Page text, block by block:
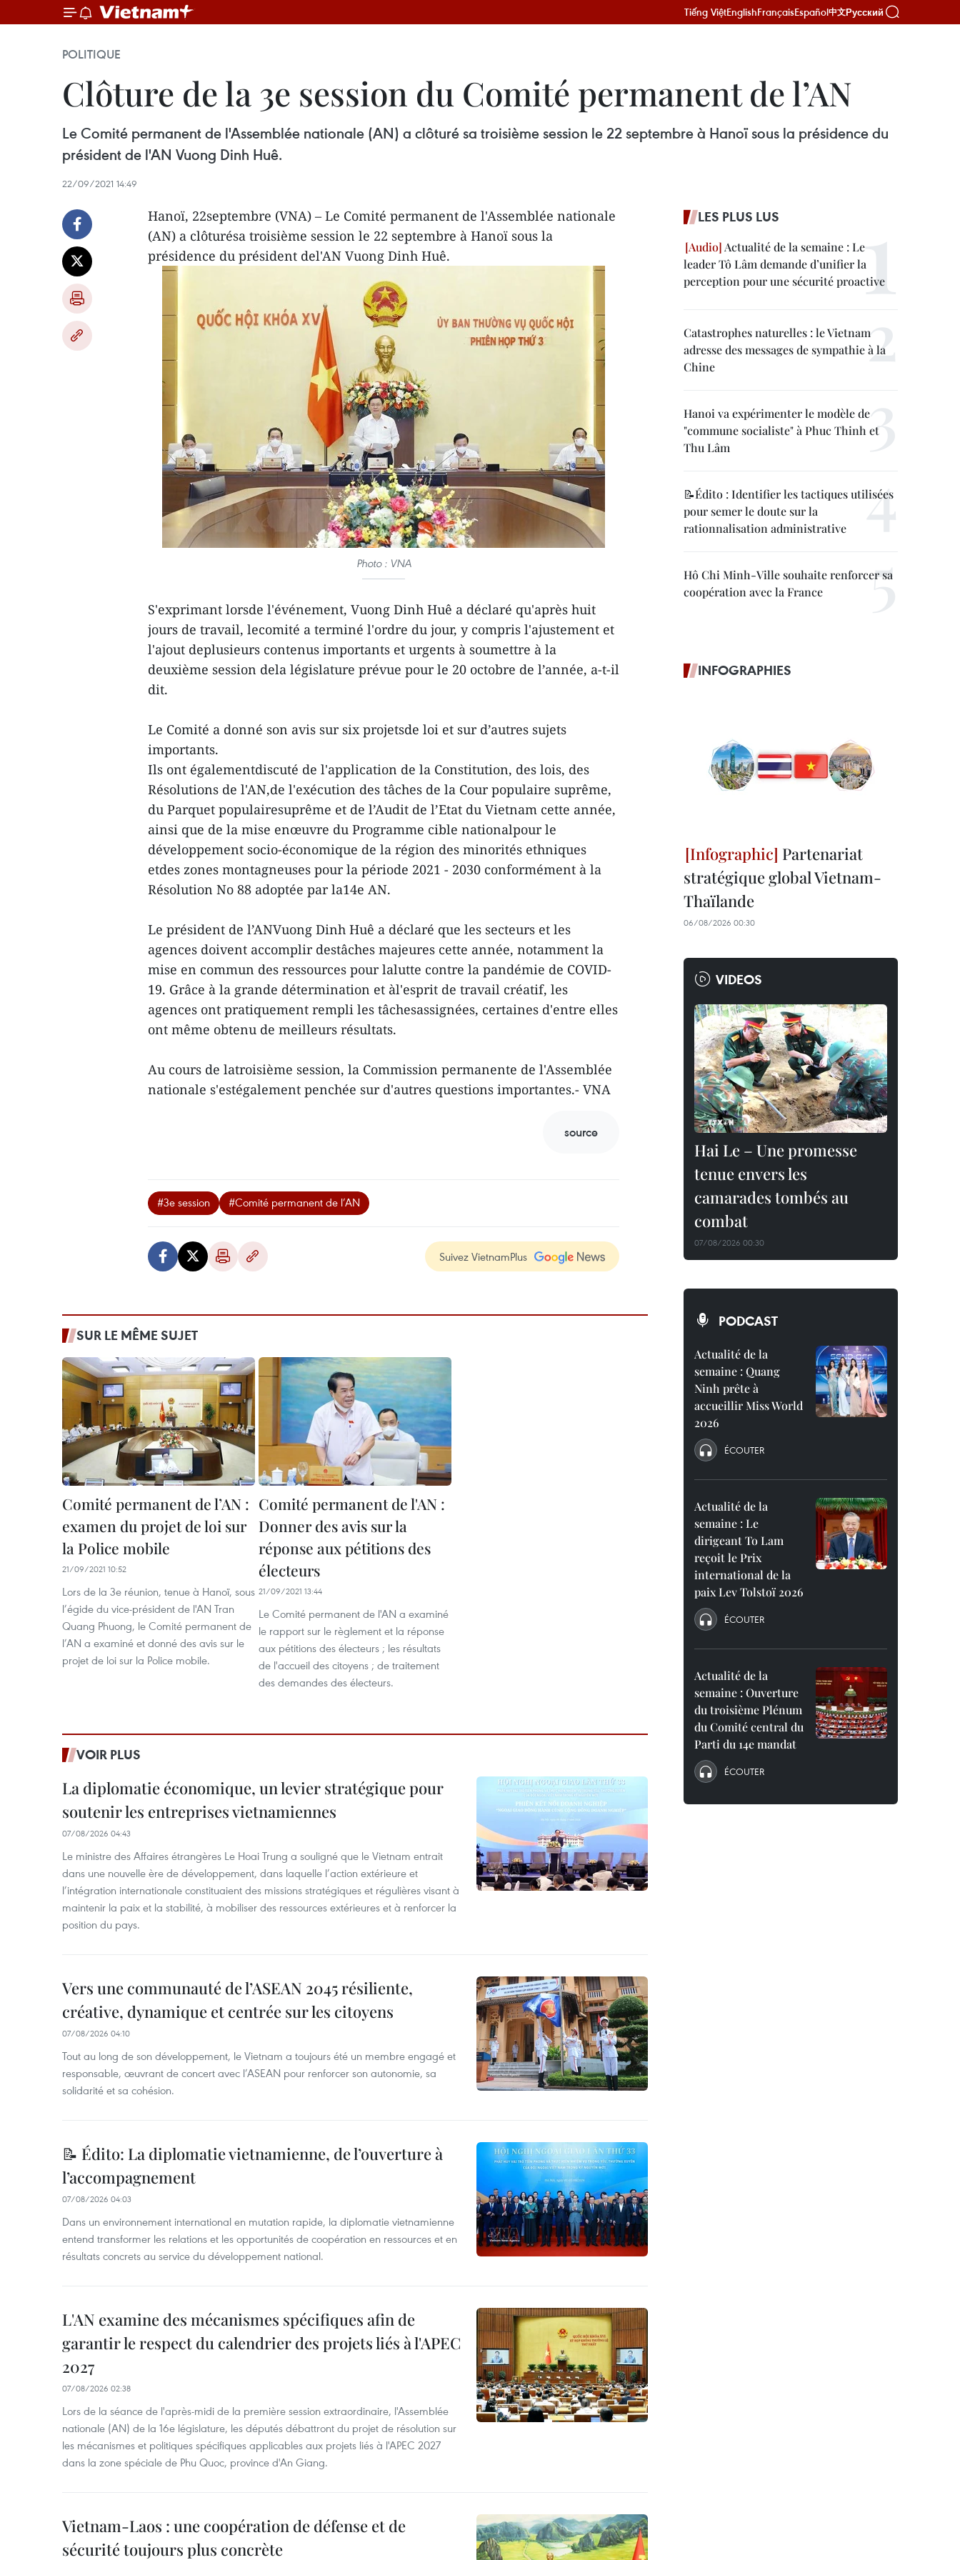
Tiếng ViệtEnglishFrançaisEspañol中文Русский
POLITIQUE
Clôture de la 3e session du Comité permanent de l’AN
Le Comité permanent de l'Assemblée nationale (AN) a clôturé sa troisième session le 22 septembre à Hanoï sous la présidence du
président de l'AN Vuong Dinh Huê.
22/09/2021 14:49
Hanoï, 22septembre (VNA) – Le Comité permanent de l'Assemblée nationale
(AN) a clôturésa troisième session le 22 septembre à Hanoï sous la
présidence du président del'AN Vuong Dinh Huê.
Photo : VNA
S'exprimant lorsde l'événement, Vuong Dinh Huê a déclaré qu'après huit
jours de travail, lecomité a terminé l'ordre du jour, y compris l'ajustement et
l'ajout deplusieurs contenus importants et urgents à soumettre à la
deuxième session dela législature prévue pour le 20 octobre de l’année, a-t-il
dit.
Le Comité a donné son avis sur six projetsde loi et sur d’autres sujets
importants.
Ils ont égalementdiscuté de l'application de la Constitution, des lois, des
Résolutions de l'AN,de l'exécution des tâches de la Cour populaire suprême,
du Parquet populairesuprême et de l’Audit de l’Etat du Vietnam cette année,
ainsi que de la mise enœuvre du Programme cible nationalpour le
développement socio-économique de la région des minorités ethniques
etdes zones montagneuses pour la période 2021 - 2030 conformément à la
Résolution No 88 adoptée par la14e AN.
Le président de l’ANVuong Dinh Huê a déclaré que les secteurs et les
agences doivent accomplir destâches majeures cette année, notamment la
mise en commun des ressources pour lalutte contre la pandémie de COVID-
19. Grâce à la grande détermination et àl'esprit de travail créatif, les
agences ont pratiquement rempli les tâchesassignées, certaines d'entre elles
ont même obtenu de meilleurs résultats.
Au cours de latroisième session, la Commission permanente de l'Assemblée
nationale s'estégalement penchée sur d'autres questions importantes.- VNA
source
#3e session #Comité permanent de l’AN
Suivez VietnamPlus
SUR LE MÊME SUJET
Comité permanent de l’AN :
examen du projet de loi sur
la Police mobile
21/09/2021 10:52
Lors de la 3e réunion, tenue à Hanoï, sous
l’égide du vice-président de l'AN Tran
Quang Phuong, le Comité permanent de
l’AN a examiné et donné des avis sur le
projet de loi sur la Police mobile.
Comité permanent de l'AN :
Donner des avis sur la
réponse aux pétitions des
électeurs
21/09/2021 13:44
Le Comité permanent de l'AN a examiné
le rapport sur le règlement et la réponse
aux pétitions des électeurs ; les résultats
de l'accueil des citoyens ; de traitement
des demandes des électeurs.
VOIR PLUS
La diplomatie économique, un levier stratégique pour
soutenir les entreprises vietnamiennes
07/08/2026 04:43
Le ministre des Affaires étrangères Le Hoai Trung a souligné que le Vietnam entrait
dans une nouvelle ère de développement, dans laquelle l’action extérieure et
l’intégration internationale constituaient des missions stratégiques et régulières visant à
maintenir la paix et la stabilité, à mobiliser des ressources extérieures et à renforcer la
position du pays.
Vers une communauté de l’ASEAN 2045 résiliente,
créative, dynamique et centrée sur les citoyens
07/08/2026 04:10
Tout au long de son développement, le Vietnam a toujours été un membre engagé et
responsable, œuvrant de concert avec l’ASEAN pour renforcer son autonomie, sa
solidarité et sa cohésion.
📝 Édito: La diplomatie vietnamienne, de l’ouverture à
l’accompagnement
07/08/2026 04:03
Dans un environnement international en mutation rapide, la diplomatie vietnamienne
entend transformer les relations et les opportunités de coopération en ressources et en
résultats concrets au service du développement national.
L'AN examine des mécanismes spécifiques afin de
garantir le respect du calendrier des projets liés à l'APEC
2027
07/08/2026 02:38
Lors de la séance de l'après-midi de la première session extraordinaire, l'Assemblée
nationale (AN) de la 16e législature, les députés débattront du projet de résolution sur
les mécanismes et politiques spécifiques applicables aux projets liés à l'APEC 2027
dans la zone spéciale de Phu Quoc, province d'An Giang.
Vietnam-Laos : une coopération de défense et de
sécurité toujours plus concrète
LES PLUS LUS
Actualité de la semaine : Le
leader Tô Lâm demande d’unifier la
perception pour une sécurité proactive
Catastrophes naturelles : le Vietnam
adresse des messages de sympathie à la
Chine
Hanoi va expérimenter le modèle de
"commune socialiste" à Phuc Thinh et
Thu Lâm
📝Édito : Identifier les tactiques utilisées
pour semer le doute sur la
rationnalisation administrative
Hô Chi Minh-Ville souhaite renforcer sa
coopération avec la France
INFOGRAPHIES
Partenariat
stratégique global Vietnam-
Thaïlande
06/08/2026 00:30
VIDEOS
Hai Le – Une promesse
tenue envers les
camarades tombés au
combat
07/08/2026 00:30
PODCAST
Actualité de la
semaine : Quang
Ninh prête à
accueillir Miss World
2026
ÉCOUTER
Actualité de la
semaine : Le
dirigeant To Lam
reçoit le Prix
international de la
paix Lev Tolstoï 2026
ÉCOUTER
Actualité de la
semaine : Ouverture
du troisième Plénum
du Comité central du
Parti du 14e mandat
ÉCOUTER